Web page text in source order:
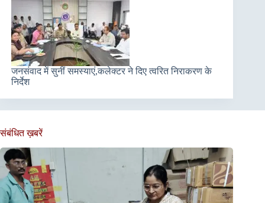
जनसंवाद में सुनीं समस्याएं,कलेक्टर ने दिए त्वरित निराकरण के
निर्देश
संबंधित ख़बरें